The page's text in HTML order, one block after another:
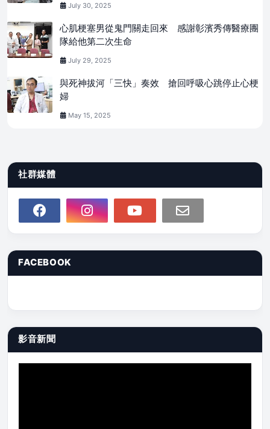
July 30, 2025
心肌梗塞男從鬼門關走回來 感謝彰濱秀傳醫療團
隊給他第二次生命
July 29, 2025
與死神拔河「三快」奏效 搶回呼吸心跳停止心梗
婦
May 15, 2025
社群媒體
FACEBOOK
影音新聞